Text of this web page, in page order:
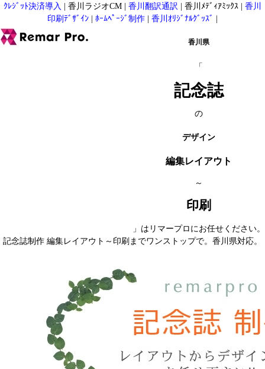
ｸﾚｼﾞｯﾄ決済導入 香川ラジオCM 香川翻訳通訳 香川ﾒﾃﾞｨｱﾐｯｸｽ
香川
印刷ﾃﾞｻﾞｲﾝ
ﾎｰﾑﾍﾟｰｼﾞ制作 香川ｵﾘｼﾞﾅﾙｸﾞｯｽﾞ
香川県
「
記念誌
の
デザイン
編集レイアウト
～
印刷
」はリマープロにお任せください。
記念誌制作 編集レイアウト～印刷までワンストップで。香川県対応。